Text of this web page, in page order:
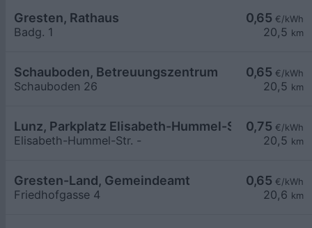
0,65 €/kWh
20,5 km
Gresten, Rathaus
Badg. 1
0,65 €/kWh
20,5 km
Schauboden, Betreuungszentrum
Schauboden 26
0,75 €/kWh
20,5 km
Lunz, Parkplatz Elisabeth-Hummel-Str.
Elisabeth-Hummel-Str. -
0,65 €/kWh
20,6 km
Gresten-Land, Gemeindeamt
Friedhofgasse 4